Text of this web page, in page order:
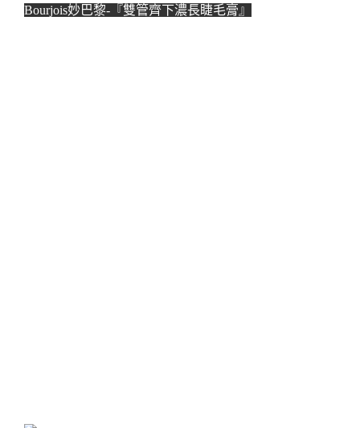
Bourjois妙巴黎-『雙管齊下濃長睫毛膏』